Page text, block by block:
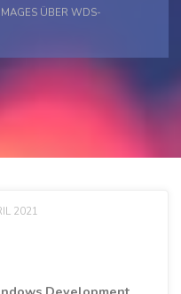
ÜBER WDS-
2021